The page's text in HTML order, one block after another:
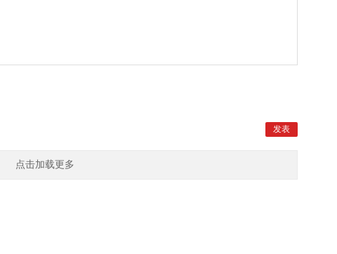
点击加载更多